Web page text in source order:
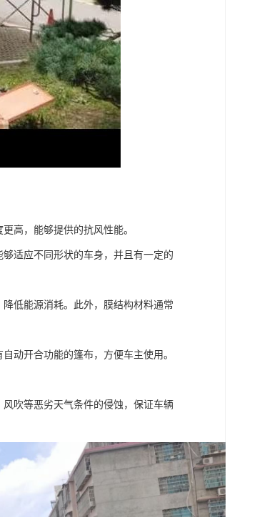
高，能够提供的抗风性能。
适应不同形状的车身，并且有一定的
低能源消耗。此外，膜结构材料通常
动开合功能的篷布，方便车主使用。
吹等恶劣天气条件的侵蚀，保证车辆